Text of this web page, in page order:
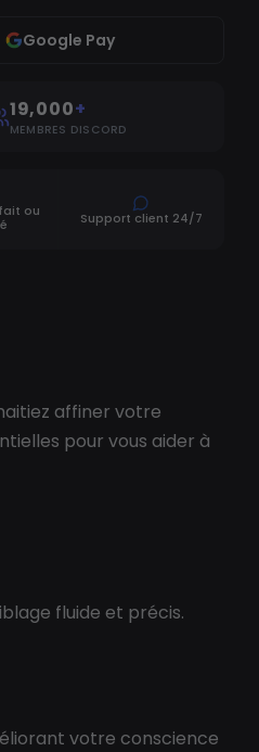
Google Pay
19,000+
MEMBRES DISCORD
ou
Support client 24/7
affiner votre
pour vous aider à
fluide et précis.
votre conscience